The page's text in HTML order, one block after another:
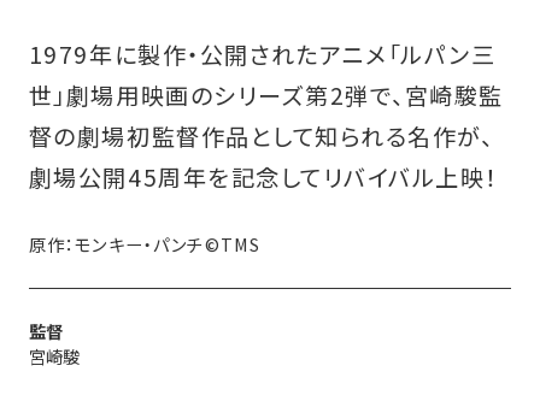
1979年に製作・公開されたアニメ「ルパン三
世」劇場用映画のシリーズ第2弾で、宮崎駿監
督の劇場初監督作品として知られる名作が、
劇場公開45周年を記念してリバイバル上映！
原作：モンキー・パンチ©TMS
監督
宮崎駿